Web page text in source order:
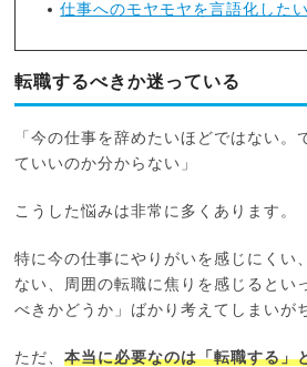
仕事へのモヤモヤを言語化したい
転職するべきか迷っている
「今の仕事を辞めたいほどではない。
ていいのか分からない」
こうした悩みは非常に多くあります。
特に今の仕事にやりがいを感じにくい
ない、周囲の転職に焦りを感じるとい
べきかどうか」ばかり考えてしまいが
ただ、本当に必要なのは「転職する」